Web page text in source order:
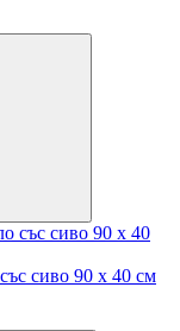
сиво 90 х 40 см